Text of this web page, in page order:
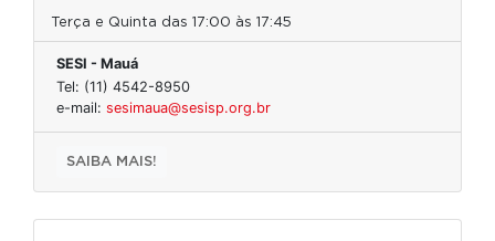
Terça e Quinta das 17:00 às 17:45
SESI - Mauá
Tel: (11) 4542-8950
e-mail: sesimaua@sesisp.org.br
SAIBA MAIS!